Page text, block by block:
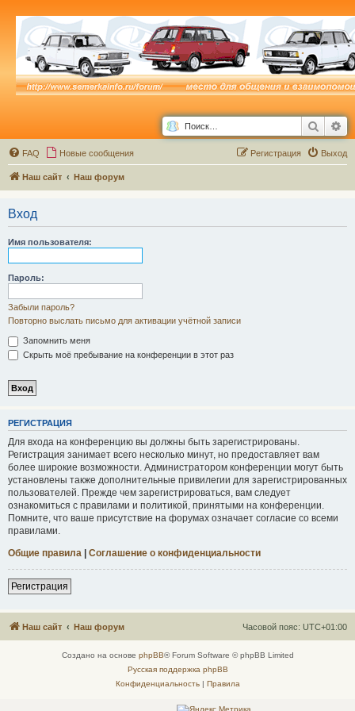
Поиск
FAQ Новые сообщения Выход
Регистрация
Наш сайт Наш форум
Вход
Имя пользователя:
Пароль:
Забыли пароль?
Повторно выслать письмо для активации учётной записи
Запомнить меня
Скрыть моё пребывание на конференции в этот раз
РЕГИСТРАЦИЯ
Для входа на конференцию вы должны быть зарегистрированы.
Регистрация занимает всего несколько минут, но предоставляет вам
более широкие возможности. Администратором конференции могут быть
установлены также дополнительные привилегии для зарегистрированных
пользователей. Прежде чем зарегистрироваться, вам следует
ознакомиться с правилами и политикой, принятыми на конференции.
Помните, что ваше присутствие на форумах означает согласие со всеми
правилами.
Общие правила | Соглашение о конфиденциальности
Регистрация
Наш сайт Наш форум Часовой пояс: UTC+01:00
Создано на основе phpBB® Forum Software © phpBB Limited
Русская поддержка phpBB
Конфиденциальность| Правила